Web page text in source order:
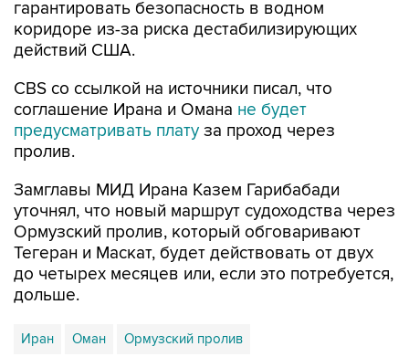
гарантировать безопасность в водном
коридоре из-за риска дестабилизирующих
действий США.
CBS со ссылкой на источники писал, что
соглашение Ирана и Омана не будет
предусматривать плату за проход через
пролив.
Замглавы МИД Ирана Казем Гарибабади
уточнял, что новый маршрут судоходства через
Ормузский пролив, который обговаривают
Тегеран и Маскат, будет действовать от двух
до четырех месяцев или, если это потребуется,
дольше.
Иран Оман Ормузский пролив